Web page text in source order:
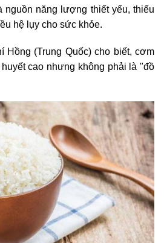
nguồn năng lượng thiết yếu, thiếu
hệ lụy cho sức khỏe.
Hồng (Trung Quốc) cho biết, cơm
cao nhưng không phải là "đồ